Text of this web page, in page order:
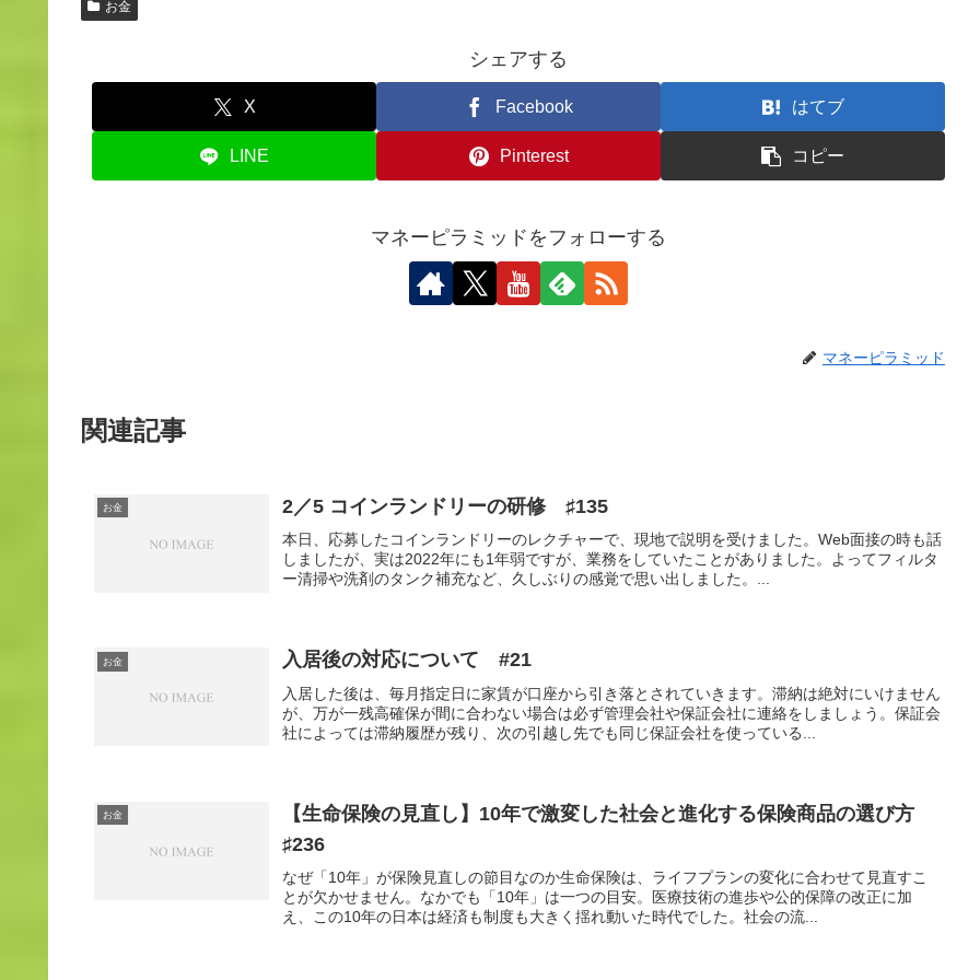
お金
シェアする
X Facebook はてブ
LINE Pinterest コピー
マネーピラミッドをフォローする
マネーピラミッド
関連記事
お金 2／5 コインランドリーの研修 ♯135
本日、応募したコインランドリーのレクチャーで、現地で説明を受けました。Web面接の時も話
しましたが、実は2022年にも1年弱ですが、業務をしていたことがありました。よってフィルタ
ー清掃や洗剤のタンク補充など、久しぶりの感覚で思い出しました。...
お金 入居後の対応について #21
入居した後は、毎月指定日に家賃が口座から引き落とされていきます。滞納は絶対にいけません
が、万が一残高確保が間に合わない場合は必ず管理会社や保証会社に連絡をしましょう。保証会
社によっては滞納履歴が残り、次の引越し先でも同じ保証会社を使っている...
お金
【生命保険の見直し】10年で激変した社会と進化する保険商品の選び方
♯236
なぜ「10年」が保険見直しの節目なのか生命保険は、ライフプランの変化に合わせて見直すこ
とが欠かせません。なかでも「10年」は一つの目安。医療技術の進歩や公的保障の改正に加
え、この10年の日本は経済も制度も大きく揺れ動いた時代でした。社会の流...